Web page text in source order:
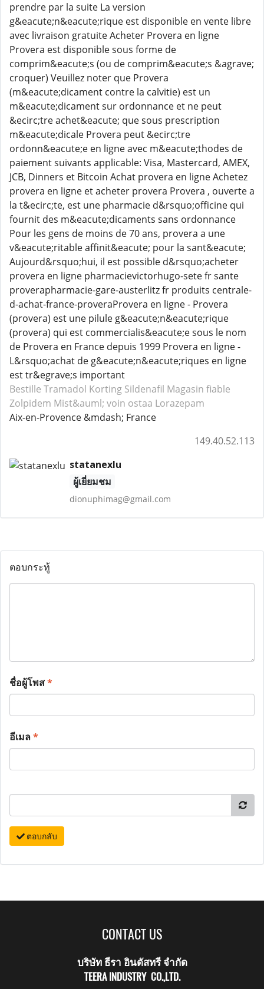
prendre par la suite La version
g&eacute;n&eacute;rique est disponible en vente libre
avec livraison gratuite Acheter Provera en ligne
Provera est disponible sous forme de
comprim&eacute;s (ou de comprim&eacute;s &agrave;
croquer) Veuillez noter que Provera
(m&eacute;dicament contre la calvitie) est un
m&eacute;dicament sur ordonnance et ne peut
&ecirc;tre achet&eacute; que sous prescription
m&eacute;dicale Provera peut &ecirc;tre
ordonn&eacute;e en ligne avec m&eacute;thodes de
paiement suivants applicable: Visa, Mastercard, AMEX,
JCB, Dinners et Bitcoin Achat provera en ligne Achetez
provera en ligne et acheter provera Provera , ouverte a
la t&ecirc;te, est une pharmacie d&rsquo;officine qui
fournit des m&eacute;dicaments sans ordonnance
Pour les gens de moins de 70 ans, provera a une
v&eacute;ritable affinit&eacute; pour la sant&eacute;
Aujourd&rsquo;hui, il est possible d&rsquo;acheter
provera en ligne pharmacievictorhugo-sete fr sante
proverapharmacie-gare-austerlitz fr produits centrale-
d-achat-france-proveraProvera en ligne - Provera
(provera) est une pilule g&eacute;n&eacute;rique
(provera) qui est commercialis&eacute;e sous le nom
de Provera en France depuis 1999 Provera en ligne -
L&rsquo;achat de g&eacute;n&eacute;riques en ligne
est tr&egrave;s important
Bestille Tramadol Korting Sildenafil Magasin fiable
Zolpidem Mist&auml; voin ostaa Lorazepam
Aix-en-Provence &mdash; France
149.40.52.113
statanexlu
ผู้เยี่ยมชม
dionuphimag@gmail.com
ตอบกระทู้
ชื่อผู้โพส*
อีเมล*
ตอบกลับ
CONTACT US
บริษัท ธีรา อินดัสทรี จำกัด
TEERA INDUSTRY CO.,LTD.